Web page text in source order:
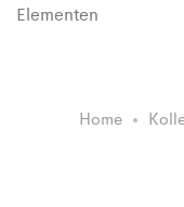
Elementen
Home